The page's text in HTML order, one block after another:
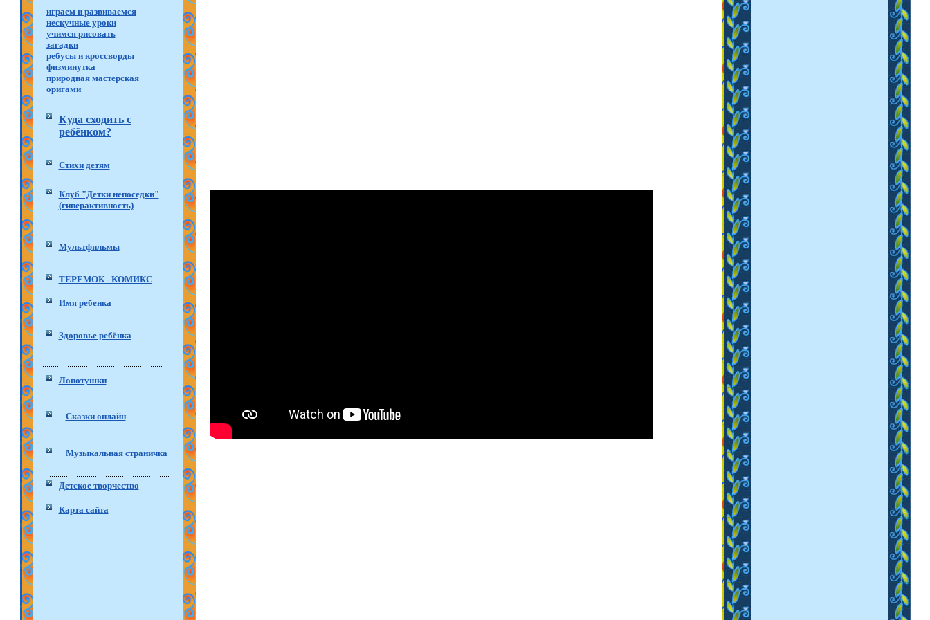
играем и развиваемся
нескучные уроки
учимся рисовать
загадки
ребусы и кроссворды
физминутка
природная мастерская
оригами
Куда сходить с
ребёнком?
Стихи детям
Клуб "Детки непоседки"
(гиперактивность)
Мультфильмы
ТЕРЕМОК - КОМИКС
Имя ребенка
Здоровье ребёнка
Лопотушки
Сказки онлайн
Музыкальная страничка
Детское творчество
Карта сайта